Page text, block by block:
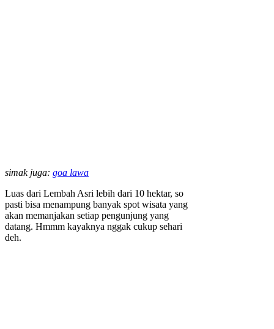
simak juga: goa lawa
Luas dari Lembah Asri lebih dari 10 hektar, so
pasti bisa menampung banyak spot wisata yang
akan memanjakan setiap pengunjung yang
datang. Hmmm kayaknya nggak cukup sehari
deh.